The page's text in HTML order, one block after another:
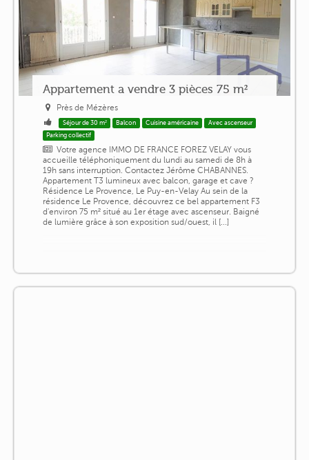
Appartement a vendre 3 pièces 75 m²
Près de Mézères
Séjour de 30 m² Balcon Cuisine américaine
Avec ascenseur
Parking collectif
Votre agence IMMO DE FRANCE FOREZ VELAY vous
accueille téléphoniquement du lundi au samedi de 8h à
19h sans interruption. Contactez Jérôme CHABANNES.
Appartement T3 lumineux avec balcon, garage et cave ?
Résidence Le Provence, Le Puy-en-Velay Au sein de la
résidence Le Provence, découvrez ce bel appartement F3
d'environ 75 m² situé au 1er étage avec ascenseur. Baigné
de lumière grâce à son exposition sud/ouest, il [...]